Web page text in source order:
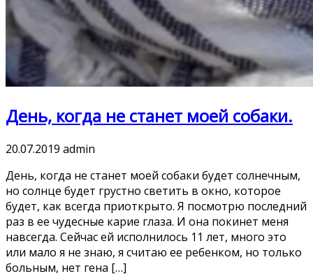
День, когда не станет моей собаки.
20.07.2019 admin
День, когда не станет моей собаки будет солнечным,
но солнце будет грустно светить в окно, которое
будет, как всегда приоткрыто. Я посмотрю последний
раз в ее чудесные карие глаза. И она покинет меня
навсегда. Сейчас ей исполнилось 11 лет, много это
или мало я не знаю, я считаю ее ребенком, но только
больным, нет гена […]